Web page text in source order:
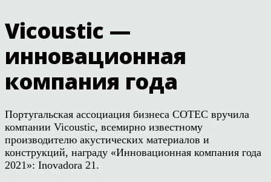
Vicoustic —
инновационная
компания года
Португальская ассоциация бизнеса COTEC вручила
компании Vicoustic, всемирно известному
производителю акустических материалов и
конструкций, награду «Инновационная компания года
2021»: Inovadora 21.